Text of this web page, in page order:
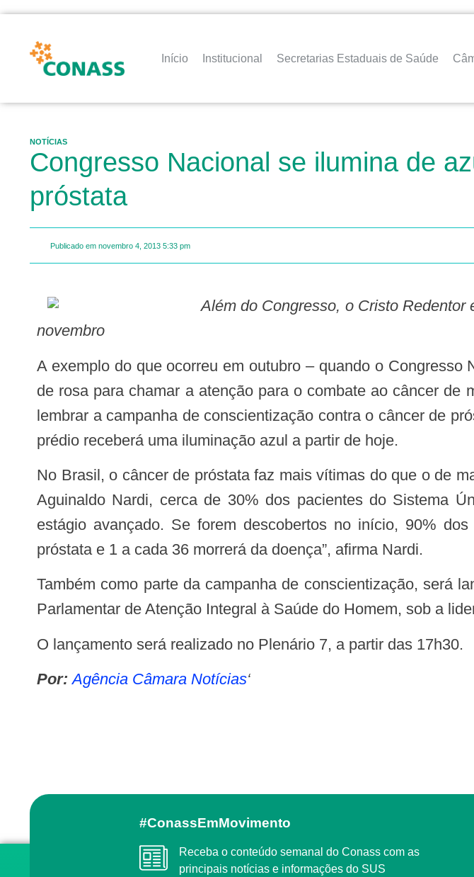
Início Institucional Secretarias Estaduais de Saúde
NOTÍCIAS
Congresso Nacional se ilumina de
próstata
Publicado em novembro 4, 2013 5:33 pm
Além do Congresso, o Cristo Redentor e a Igreja da Penha, no Rio de Janeiro, receberão iluminação em
novembro
A exemplo do que ocorreu em outubro – quando o Congresso Nacional e vários prédios públicos em todo o País se iluminaram
de rosa para chamar a atenção para o combate ao câncer
lembrar a campanha de conscientização contra o câncer de
prédio receberá uma iluminação azul a partir de hoje.
No Brasil, o câncer de próstata faz mais vítimas do que o de mama (veja quadro ao lado). De acordo com o presidente da SBU,
Aguinaldo Nardi, cerca de 30% dos pacientes do Sistema
estágio avançado. Se forem descobertos no início, 90%
próstata e 1 a cada 36 morrerá da doença”, afirma Nardi.
Também como parte da campanha de conscientização, será
Parlamentar de Atenção Integral à Saúde do Homem, sob a
O lançamento será realizado no Plenário 7, a partir das 17h30.
Por:Agência Câmara Notícias‘
#ConassEmMovimento
Receba o conteúdo semanal do Conass com as
principais notícias e informações do SUS